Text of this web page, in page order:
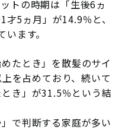
トの時期は「生後6ヵ
5ヵ月」が14.9％と、
ます。
たとき」を散髪のサイ
を占めており、続いて
き」が31.5％という結
で判断する家庭が多い